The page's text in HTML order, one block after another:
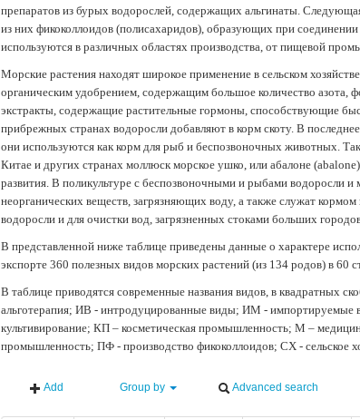
препаратов из бурых водорослей, содержащих альгинаты.
из них фикоколлоидов (полисахаридов), образующих при
используются в различных областях производства, от пищевой
Морские растения находят широкое применение в сельском
органическим удобрением, содержащим большое количество азота,
экстракты, содержащие растительные гормоны, способствующие
прибрежных странах водоросли добавляют в корм скоту. В
они используются как корм для рыб и беспозвоночных животных.
Китае и других странах моллюск морское ушко, или абалоне
развития. В поликультуре с беспозвоночными и рыбами водоросли
неорганических веществ, загрязняющих воду, а также служат
водоросли и для очистки вод, загрязненных стоками больших
В представленной ниже таблице приведены данные о характере
экспорте 360 полезных видов морских растений (из 134 родов) в 60
В таблице приводятся современные названия видов, в квадратных
альготерапия; ИВ - интродуцированные виды; ИМ -
культивирование; КП – косметическая промышленность; М –
промышленность; ПФ - производство фикоколлоидов; СХ - сельское
Add Group by Advanced search